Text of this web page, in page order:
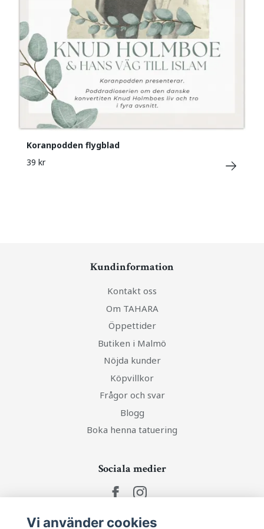
Koranpodden flygblad
39 kr
Kundinformation
Kontakt oss
Om TAHARA
Öppettider
Butiken i Malmö
Nöjda kunder
Köpvillkor
Frågor och svar
Blogg
Boka henna tatuering
Sociala medier
Vi använder cookies